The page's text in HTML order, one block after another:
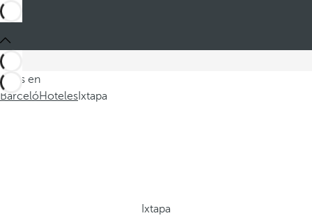
Estás en
BarcelóHoteles Ixtapa
Ixtapa